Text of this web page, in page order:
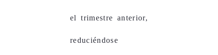
el trimestre anterior,
reduciéndose